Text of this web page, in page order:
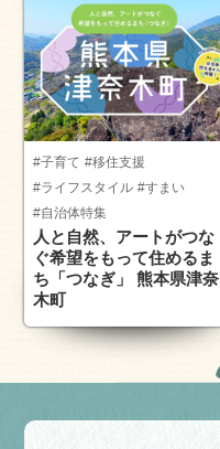
#子育て #移住支援
#ライフスタイル #すまい
#自治体特集
人と自然、アートがつな
ぐ希望をもって住めるま
ち「つなぎ」 熊本県津奈
木町